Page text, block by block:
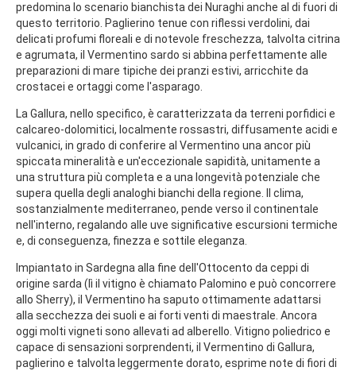
predomina lo scenario bianchista dei Nuraghi anche al di fuori di
questo territorio. Paglierino tenue con riflessi verdolini, dai
delicati profumi floreali e di notevole freschezza, talvolta citrina
e agrumata, il Vermentino sardo si abbina perfettamente alle
preparazioni di mare tipiche dei pranzi estivi, arricchite da
crostacei e ortaggi come l'asparago.
La Gallura, nello specifico, è caratterizzata da terreni porfidici e
calcareo-dolomitici, localmente rossastri, diffusamente acidi e
vulcanici, in grado di conferire al Vermentino una ancor più
spiccata mineralità e un'eccezionale sapidità, unitamente a
una struttura più completa e a una longevità potenziale che
supera quella degli analoghi bianchi della regione. Il clima,
sostanzialmente mediterraneo, pende verso il continentale
nell'interno, regalando alle uve significative escursioni termiche
e, di conseguenza, finezza e sottile eleganza.
Impiantato in Sardegna alla fine dell'Ottocento da ceppi di
origine sarda (lì il vitigno è chiamato Palomino e può concorrere
allo Sherry), il Vermentino ha saputo ottimamente adattarsi
alla secchezza dei suoli e ai forti venti di maestrale. Ancora
oggi molti vigneti sono allevati ad alberello. Vitigno poliedrico e
capace di sensazioni sorprendenti, il Vermentino di Gallura,
paglierino e talvolta leggermente dorato, esprime note di fiori di